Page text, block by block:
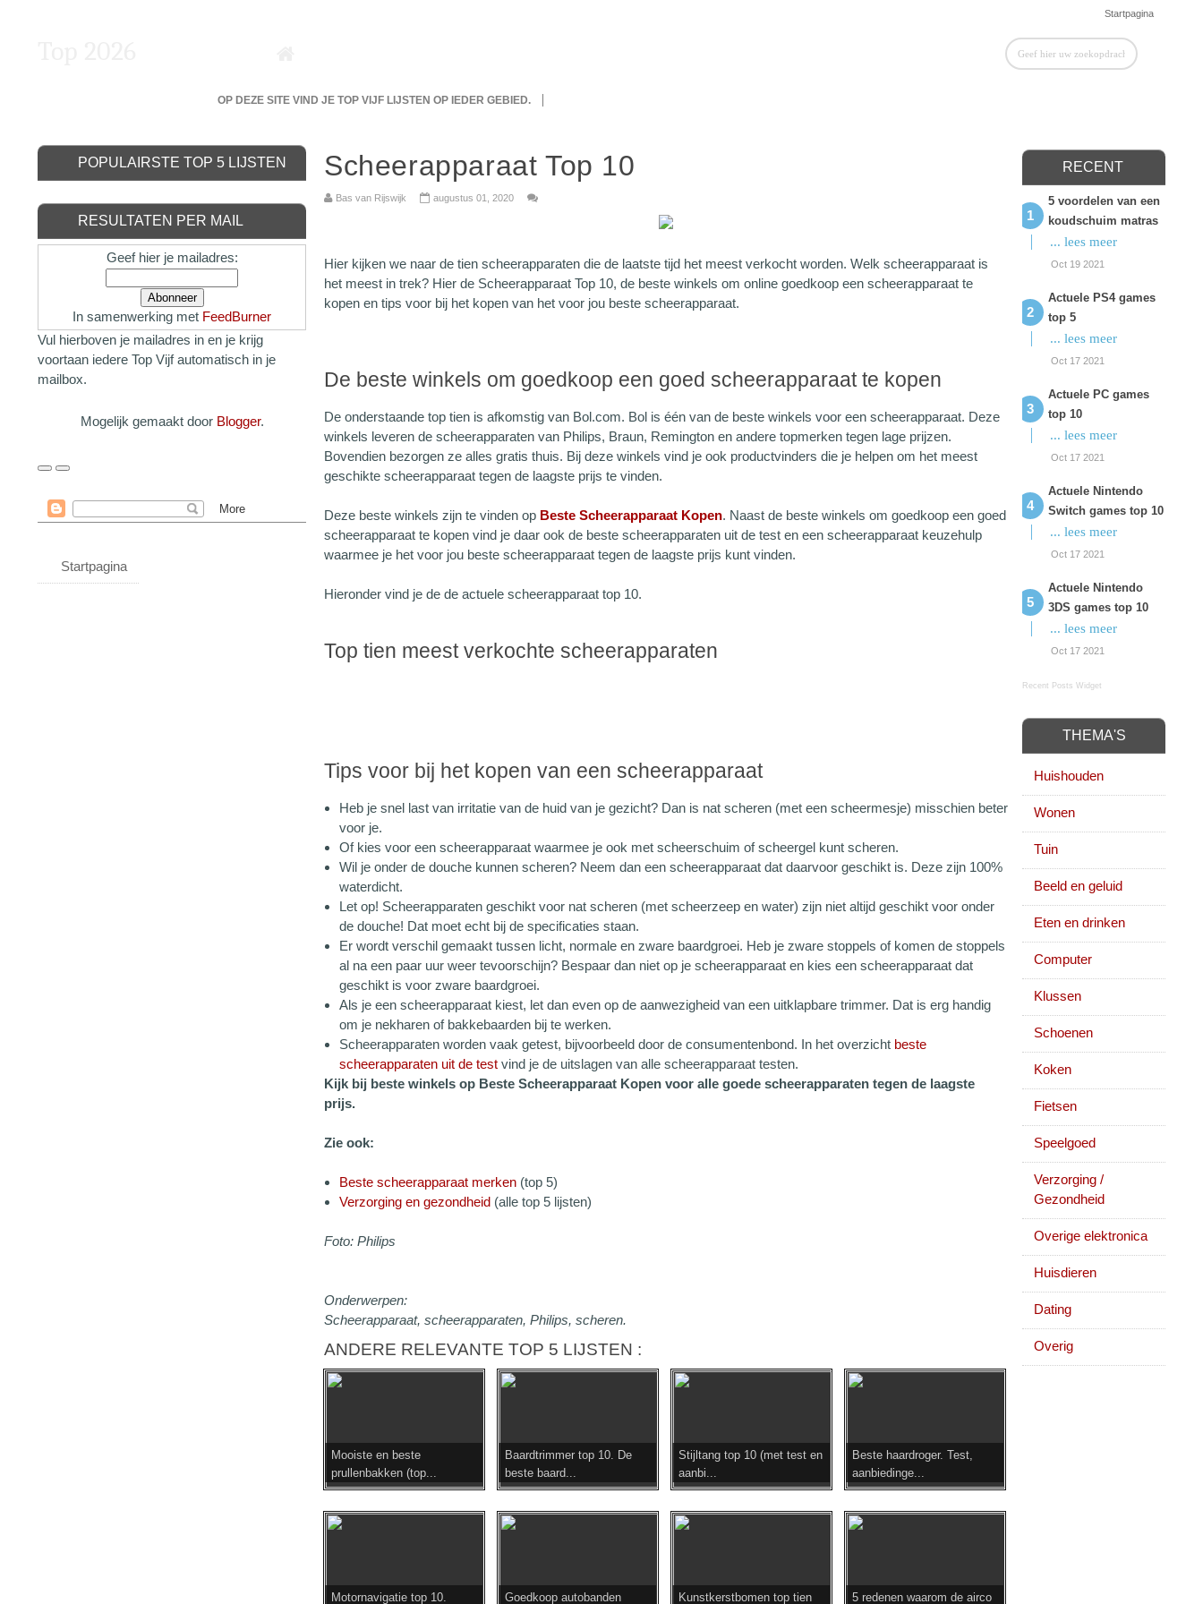
Startpagina
OP DEZE SITE VIND JE TOP VIJF LIJSTEN OP IEDER GEBIED.
Scheerapparaat Top 10
Bas van Rijswijk augustus 01, 2020
Hier kijken we naar de tien scheerapparaten die de laatste tijd het meest verkocht worden. Welk scheerapparaat is
het meest in trek? Hier de Scheerapparaat Top 10, de beste winkels om online goedkoop een scheerapparaat te
kopen en tips voor bij het kopen van het voor jou beste scheerapparaat.
De beste winkels om goedkoop een goed scheerapparaat te kopen
De onderstaande top tien is afkomstig van Bol.com. Bol is één van de beste winkels voor een scheerapparaat. Deze
winkels leveren de scheerapparaten van Philips, Braun, Remington en andere topmerken tegen lage prijzen.
Bovendien bezorgen ze alles gratis thuis. Bij deze winkels vind je ook productvinders die je helpen om het meest
geschikte scheerapparaat tegen de laagste prijs te vinden.
Deze beste winkels zijn te vinden op Beste Scheerapparaat Kopen. Naast de beste winkels om goedkoop een goed
scheerapparaat te kopen vind je daar ook de beste scheerapparaten uit de test en een scheerapparaat keuzehulp
waarmee je het voor jou beste scheerapparaat tegen de laagste prijs kunt vinden.
Hieronder vind je de de actuele scheerapparaat top 10.
Top tien meest verkochte scheerapparaten
Tips voor bij het kopen van een scheerapparaat
Heb je snel last van irritatie van de huid van je gezicht? Dan is nat scheren (met een scheermesje) misschien beter
voor je.
Of kies voor een scheerapparaat waarmee je ook met scheerschuim of scheergel kunt scheren.
Wil je onder de douche kunnen scheren? Neem dan een scheerapparaat dat daarvoor geschikt is. Deze zijn 100%
waterdicht.
Let op! Scheerapparaten geschikt voor nat scheren (met scheerzeep en water) zijn niet altijd geschikt voor onder
de douche! Dat moet echt bij de specificaties staan.
Er wordt verschil gemaakt tussen licht, normale en zware baardgroei. Heb je zware stoppels of komen de stoppels
al na een paar uur weer tevoorschijn? Bespaar dan niet op je scheerapparaat en kies een scheerapparaat dat
geschikt is voor zware baardgroei.
Als je een scheerapparaat kiest, let dan even op de aanwezigheid van een uitklapbare trimmer. Dat is erg handig
om je nekharen of bakkebaarden bij te werken.
Scheerapparaten worden vaak getest, bijvoorbeeld door de consumentenbond. In het overzicht beste
scheerapparaten uit de test vind je de uitslagen van alle scheerapparaat testen.
Kijk bij beste winkels op Beste Scheerapparaat Kopen voor alle goede scheerapparaten tegen de laagste
prijs.
Zie ook:
Beste scheerapparaat merken (top 5)
Verzorging en gezondheid (alle top 5 lijsten)
Foto: Philips
Onderwerpen:
Scheerapparaat, scheerapparaten, Philips, scheren.
ANDERE RELEVANTE TOP 5 LIJSTEN :
Mooiste en beste
prullenbakken (top...
Baardtrimmer top 10. De
beste baard...
Stijltang top 10 (met test en
aanbi...
Beste haardroger. Test,
aanbiedinge...
Motornavigatie top 10. Goedkoop autobanden Kunstkerstbomen top tien 5 redenen waarom de airco
POPULAIRSTE TOP 5 LIJSTEN
RESULTATEN PER MAIL
Geef hier je mailadres:
In samenwerking met FeedBurner
Vul hierboven je mailadres in en je krijg
voortaan iedere Top Vijf automatisch in je
mailbox.
Mogelijk gemaakt door Blogger.
Startpagina
RECENT
5 voordelen van een
koudschuim matras
... lees meer
Oct 19 2021
Actuele PS4 games
top 5
... lees meer
Oct 17 2021
Actuele PC games
top 10
... lees meer
Oct 17 2021
Actuele Nintendo
Switch games top 10
... lees meer
Oct 17 2021
Actuele Nintendo
3DS games top 10
... lees meer
Oct 17 2021
Recent Posts Widget
THEMA'S
Huishouden
Wonen
Tuin
Beeld en geluid
Eten en drinken
Computer
Klussen
Schoenen
Koken
Fietsen
Speelgoed
Verzorging /
Gezondheid
Overige elektronica
Huisdieren
Dating
Overig